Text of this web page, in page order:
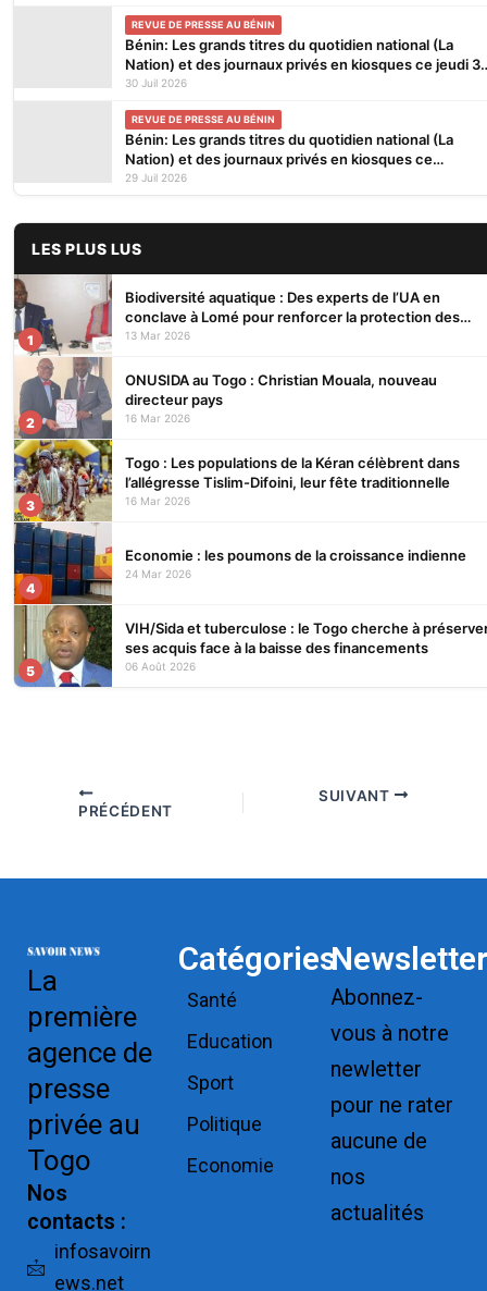
REVUE DE PRESSE AU BÉNIN
Bénin: Les grands titres du quotidien national (La
Nation) et des journaux privés en kiosques ce jeudi
Juillet 2026
30 Juil 2026
REVUE DE PRESSE AU BÉNIN
Bénin: Les grands titres du quotidien national (La
Nation) et des journaux privés en kiosques ce
mercredi 29 Juillet 2026
29 Juil 2026
LES PLUS LUS
1
Biodiversité aquatique : Des experts de l’UA en
conclave à Lomé pour renforcer la protection des
écosystèmes
13 Mar 2026
2
ONUSIDA au Togo : Christian Mouala, nouveau
directeur pays
16 Mar 2026
3
Togo : Les populations de la Kéran célèbrent dans
l’allégresse Tislim-Difoini, leur fête traditionnelle
16 Mar 2026
4
Economie : les poumons de la croissance indienne
24 Mar 2026
5
VIH/Sida et tuberculose : le Togo cherche à
ses acquis face à la baisse des financements
06 Août 2026
PRÉCÉDENT
SUIVANT
La
première
agence de
presse
privée au
Togo
Nos
contacts :
infosavoirn
ews.net
Catégories
Santé
Education
Sport
Politique
Economie
Newsletter
Abonnez-
vous à notre
newletter
pour ne rater
aucune de
nos
actualités